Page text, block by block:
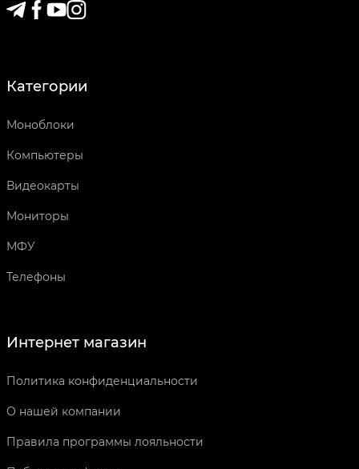
Категории
Моноблоки
Компьютеры
Видеокарты
Мониторы
МФУ
Телефоны
Интернет магазин
Политика конфиденциальности
О нашей компании
Правила программы лояльности